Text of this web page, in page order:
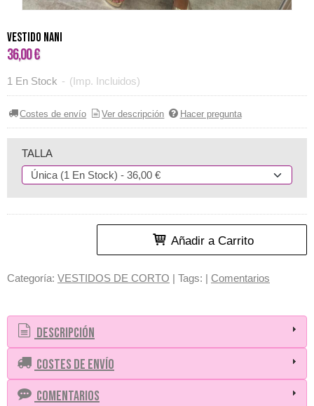
VESTIDO NANI
36,00 €
1 En Stock - (Imp. Incluidos)
Costes de envío Ver descripción Hacer pregunta
TALLA
Añadir a Carrito
Categoría: VESTIDOS DE CORTO | Tags: | Comentarios
Descripción
Costes de Envío
Comentarios